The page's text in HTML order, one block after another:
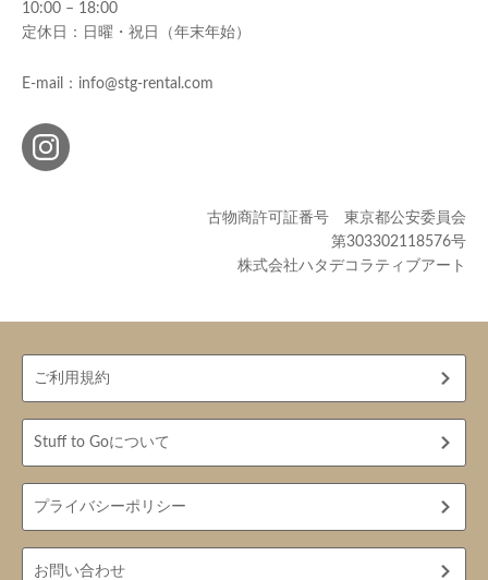
10:00 – 18:00
定休日：日曜・祝日（年末年始）
E-mail：info@stg-rental.com
古物商許可証番号 東京都公安委員会
第303302118576号
株式会社ハタデコラティブアート
ご利用規約
Stuff to Goについて
プライバシーポリシー
お問い合わせ